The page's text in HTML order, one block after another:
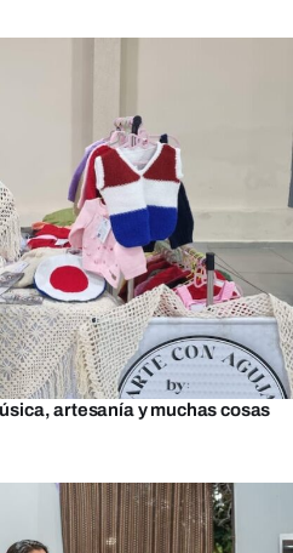
artesanía y muchas cosas